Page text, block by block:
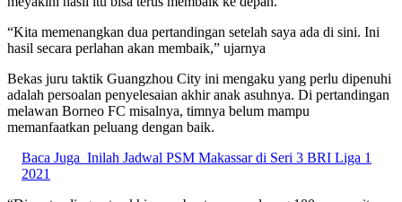
“Kita memenangkan dua pertandingan setelah saya ada di sini. Ini
hasil secara perlahan akan membaik,” ujarnya
Bekas juru taktik Guangzhou City ini mengaku yang perlu dipenuhi
adalah persoalan penyelesaian akhir anak asuhnya. Di pertandingan
melawan Borneo FC misalnya, timnya belum mampu
memanfaatkan peluang dengan baik.
Baca Juga Inilah Jadwal PSM Makassar di Seri 3 BRI Liga 1
2021